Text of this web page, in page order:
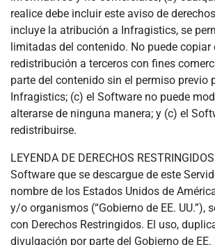
realice debe incluir este aviso de
incluye la atribución a Infragistics, se
limitadas del contenido. No puede copiar
redistribución a terceros con fines
parte del contenido sin el permiso previo
Infragistics; (c) el Software no puede
alterarse de ninguna manera; y (c) el
redistribuirse.
LEYENDA DE DERECHOS
Software que se descargue de este
nombre de los Estados Unidos de
y/o organismos (“Gobierno de EE. UU.”),
con Derechos Restringidos. El uso,
divulgación por parte del Gobierno de EE.